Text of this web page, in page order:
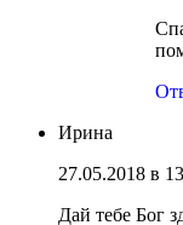
Ирина
27.05.2018 в
Дай тебе Бог